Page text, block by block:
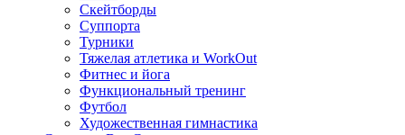
Скейтборды
Суппорта
Турники
Тяжелая атлетика и WorkOut
Фитнес и йога
Функциональный тренинг
Футбол
Художественная гимнастика